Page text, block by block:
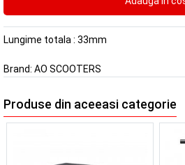
Lungime totala : 33mm
Brand: AO SCOOTERS
Produse din aceeasi categorie